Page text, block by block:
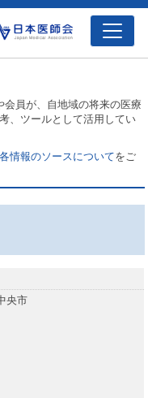
会員が、自地域の将来の医療
、ツールとして活用してい
各情報のソースについてをご
央市